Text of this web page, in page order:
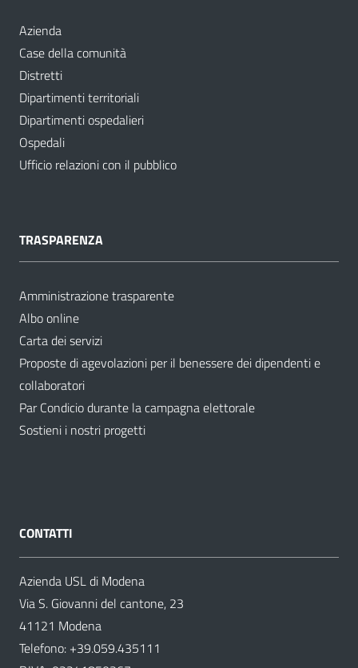
Azienda
Case della comunità
Distretti
Dipartimenti territoriali
Dipartimenti ospedalieri
Ospedali
Ufficio relazioni con il pubblico
TRASPARENZA
Amministrazione trasparente
Albo online
Carta dei servizi
Proposte di agevolazioni per il benessere dei dipendenti e
collaboratori
Par Condicio durante la campagna elettorale
Sostieni i nostri progetti
CONTATTI
Azienda USL di Modena
Via S. Giovanni del cantone, 23
41121 Modena
Telefono: +39.059.435111